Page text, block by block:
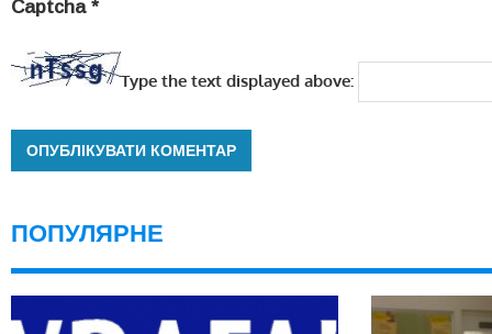
Captcha *
Type the text displayed above:
ПОПУЛЯРНЕ